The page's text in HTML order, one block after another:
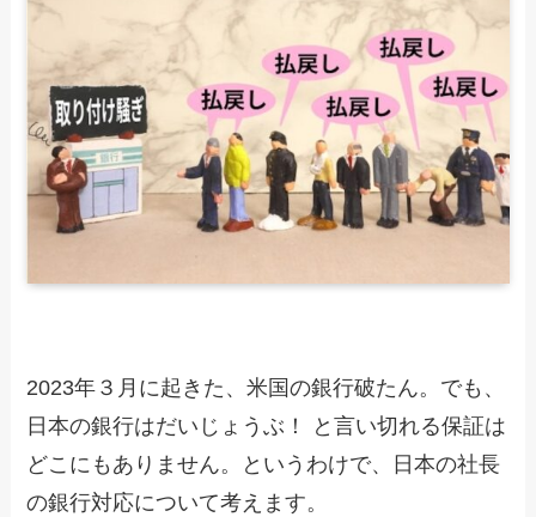
2023年３月に起きた、米国の銀行破たん。でも、
日本の銀行はだいじょうぶ！ と言い切れる保証は
どこにもありません。というわけで、日本の社長
の銀行対応について考えます。